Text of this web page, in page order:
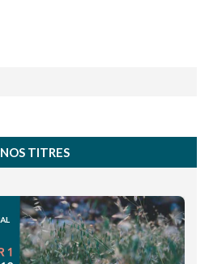
NOS TITRES